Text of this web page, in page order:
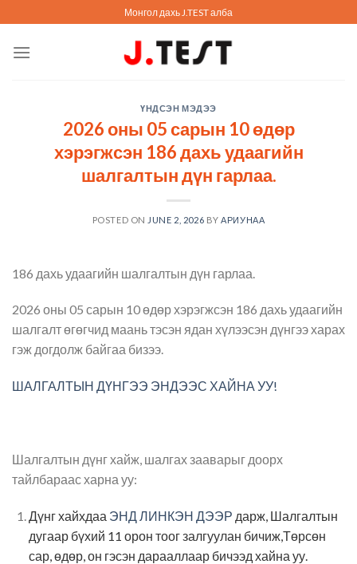
to
content
Монгол дахь J.TEST алба
ҮНДСЭН МЭДЭЭ
2026 оны 05 сарын 10 өдөр
хэрэгжсэн 186 дахь удаагийн
шалгалтын дүн гарлаа.
POSTED ON JUNE 2, 2026 BY АРИУНАА
186 дахь удаагийн шалгалтын дүн гарлаа.
2026 оны 05 сарын 10 өдөр хэрэгжсэн 186 дахь удаагийн
шалгалт өгөгчид маань тэсэн ядан хүлээсэн дүнгээ харах
гэж догдолж байгаа бизээ.
ШАЛГАЛТЫН ДҮНГЭЭ ЭНДЭЭС ХАЙНА УУ!
Шалгалтын дүнг хайж, шалгах зааварыг доорх
тайлбараас харна уу:
Дүнг хайхдаа ЭНД ЛИНКЭН ДЭЭР дарж, Шалгалтын
дугаар бүхий 11 орон тоог залгуулан бичиж,Төрсөн
сар, өдөр, он гэсэн дарааллаар бичээд хайна уу.